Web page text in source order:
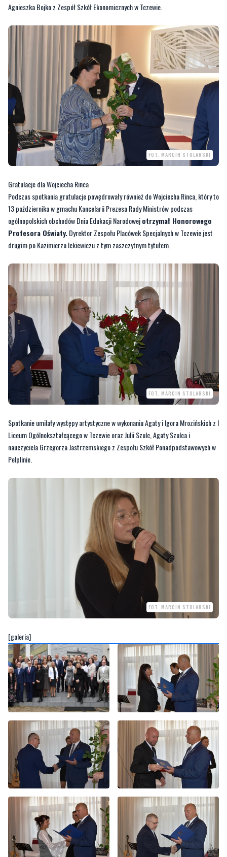
Agnieszka Bojko z Zespół Szkół Ekonomicznych w Tczewie.
FOT. MARCIN STOLARSKI
Gratulacje dla Wojciecha Rinca
Podczas spotkania gratulacje powędrowały również do Wojciecha Rinca, który to
13 października w gmachu Kancelarii Prezesa Rady Ministrów podczas
ogólnopolskich obchodów Dnia Edukacji Narodowejotrzymał Honorowego
Profesora Oświaty.Dyrektor Zespołu Placówek Specjalnych w Tczewie jest
drugim po Kazimierzu Ickiewiczu z tym zaszczytnym tytułem.
FOT. MARCIN STOLARSKI
Spotkanie umilały występy artystyczne w wykonaniu Agaty i Igora Mrozińskich z I
Liceum Ogólnokształcącego w Tczewie oraz Julii Szulc, Agaty Szulca i
nauczyciela Grzegorza Jastrzemskiego z Zespołu Szkół Ponadpodstawowych w
Pelplinie.
FOT. MARCIN STOLARSKI
[galeria]